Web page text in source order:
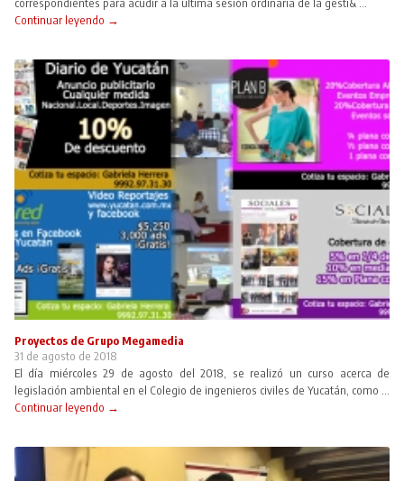
Continuar leyendo →
Proyectos de Grupo Megamedia
31 de agosto de 2018
El día miércoles 29 de agosto del 2018, se realizó un curso acerca de
legislación ambiental en el Colegio de ingenieros civiles de Yucatán, como ...
Continuar leyendo →